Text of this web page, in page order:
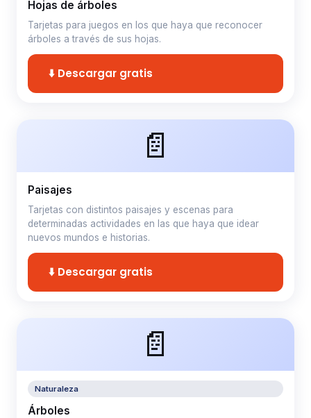
Hojas de árboles
Tarjetas para juegos en los que haya que reconocer
árboles a través de sus hojas.
⬇️ Descargar gratis
📄
Paisajes
Tarjetas con distintos paisajes y escenas para
determinadas actividades en las que haya que idear
nuevos mundos e historias.
⬇️ Descargar gratis
📄
Naturaleza
Árboles